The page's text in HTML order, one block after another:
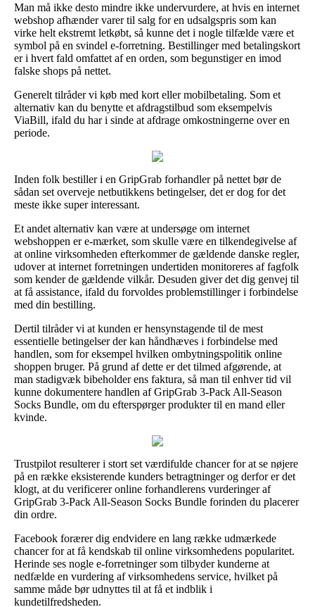
Man må ikke desto mindre ikke undervurdere, at hvis en internet
webshop afhænder varer til salg for en udsalgspris som kan
virke helt ekstremt letkøbt, så kunne det i nogle tilfælde være et
symbol på en svindel e-forretning. Bestillinger med betalingskort
er i hvert fald omfattet af en orden, som begunstiger en imod
falske shops på nettet.
Generelt tilråder vi køb med kort eller mobilbetaling. Som et
alternativ kan du benytte et afdragstilbud som eksempelvis
ViaBill, ifald du har i sinde at afdrage omkostningerne over en
periode.
Inden folk bestiller i en GripGrab forhandler på nettet bør de
sådan set overveje netbutikkens betingelser, det er dog for det
meste ikke super interessant.
Et andet alternativ kan være at undersøge om internet
webshoppen er e-mærket, som skulle være en tilkendegivelse af
at online virksomheden efterkommer de gældende danske regler,
udover at internet forretningen undertiden monitoreres af fagfolk
som kender de gældende vilkår. Desuden giver det dig genvej til
at få assistance, ifald du forvoldes problemstillinger i forbindelse
med din bestilling.
Dertil tilråder vi at kunden er hensynstagende til de mest
essentielle betingelser der kan håndhæves i forbindelse med
handlen, som for eksempel hvilken ombytningspolitik online
shoppen bruger. På grund af dette er det tilmed afgørende, at
man stadigvæk bibeholder ens faktura, så man til enhver tid vil
kunne dokumentere handlen af GripGrab 3-Pack All-Season
Socks Bundle, om du efterspørger produkter til en mand eller
kvinde.
Trustpilot resulterer i stort set værdifulde chancer for at se nøjere
på en række eksisterende kunders betragtninger og derfor er det
klogt, at du verificerer online forhandlerens vurderinger af
GripGrab 3-Pack All-Season Socks Bundle forinden du placerer
din ordre.
Facebook forærer dig endvidere en lang række udmærkede
chancer for at få kendskab til online virksomhedens popularitet.
Herinde ses nogle e-forretninger som tilbyder kunderne at
nedfælde en vurdering af virksomhedens service, hvilket på
samme måde bør udnyttes til at få et indblik i
kundetilfredsheden.